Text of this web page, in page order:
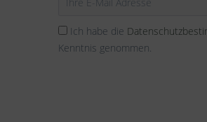
Ich habe die
Kenntnis genommen.